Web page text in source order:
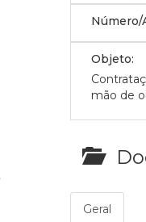
Número/
Objeto:
mão de
Geral